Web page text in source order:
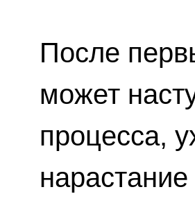
После
может
процесса,